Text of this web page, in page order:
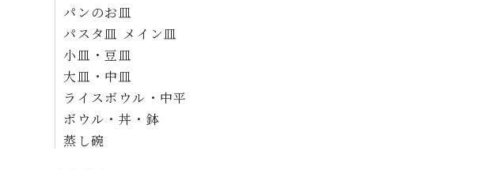
パンのお皿
パスタ皿 メイン皿
小皿・豆皿
大皿・中皿
ライスボウル・中平
ボウル・丼・鉢
蒸し碗